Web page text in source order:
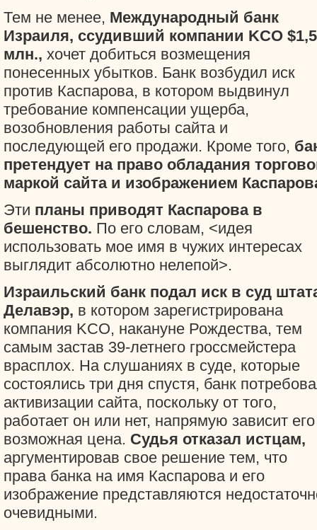
Тем не менее, Международный банк
Израиля, ссудивший компании KCO $1,5
млн., хочет добиться возмещения
понесенных убытков. Банк возбудил иск
против Каспарова, в котором выдвинул
требование компенсации ущерба,
возобновления работы сайта и
последующей его продажи. Кроме того,
претендует на право обладания
маркой сайта и изображением
Эти планы приводят Каспарова в
бешенство. По его словам, <идея
использовать мое имя в чужих интересах
выглядит абсолютно нелепой>.
Израильский банк подал иск в суд
Делавэр, в котором зарегистрирована
компания KCO, накануне Рождества, тем
самым застав 39-летнего гроссмейстера
врасплох. На слушаниях в суде, которые
состоялись три дня спустя, банк
активизации сайта, поскольку от того,
работает он или нет, напрямую зависит его
возможная цена. Судья отказал истцам,
аргументировав свое решение тем, что
права банка на имя Каспарова и его
изображение представляются
очевидными.